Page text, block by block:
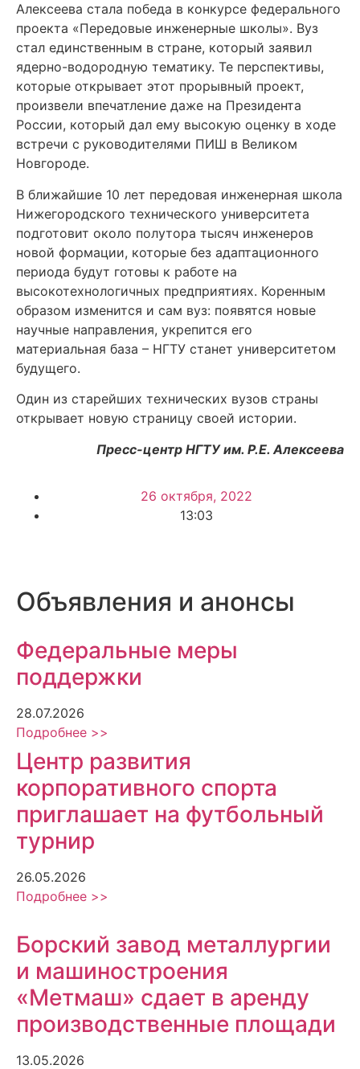
Алексеева стала победа в конкурсе федерального
проекта «Передовые инженерные школы». Вуз
стал единственным в стране, который заявил
ядерно-водородную тематику. Те перспективы,
которые открывает этот прорывный проект,
произвели впечатление даже на Президента
России, который дал ему высокую оценку в ходе
встречи с руководителями ПИШ в Великом
Новгороде.
В ближайшие 10 лет передовая инженерная школа
Нижегородского технического университета
подготовит около полутора тысяч инженеров
новой формации, которые без адаптационного
периода будут готовы к работе на
высокотехнологичных предприятиях. Коренным
образом изменится и сам вуз: появятся новые
научные направления, укрепится его
материальная база – НГТУ станет университетом
будущего.
Один из старейших технических вузов страны
открывает новую страницу своей истории.
Пресс-центр НГТУ им. Р.Е. Алексеева
26 октября, 2022
13:03
Объявления и анонсы
Федеральные меры
поддержки
28.07.2026
Подробнее >>
Центр развития
корпоративного спорта
приглашает на футбольный
турнир
26.05.2026
Подробнее >>
Борский завод металлургии
и машиностроения
«Метмаш» сдает в аренду
производственные площади
13.05.2026